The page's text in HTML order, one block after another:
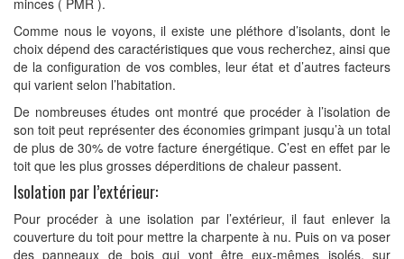
Comme nous le voyons, il existe une pléthore d’isolants, dont le
choix dépend des caractéristiques que vous recherchez, ainsi que
de la configuration de vos combles, leur état et d’autres facteurs
qui varient selon l’habitation.
De nombreuses études ont montré que procéder à l’isolation de
son toit peut représenter des économies grimpant jusqu’à un total
de plus de 30% de votre facture énergétique. C’est en effet par le
toit que les plus grosses déperditions de chaleur passent.
Isolation par l’extérieur:
Pour procéder à une isolation par l’extérieur, il faut enlever la
couverture du toit pour mettre la charpente à nu. Puis on va poser
des panneaux de bois qui vont être eux-mêmes isolés, sur